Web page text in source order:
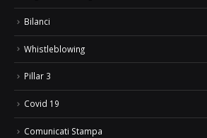
Bilanci
Whistleblowing
Pillar 3
Covid 19
Comunicati Stampa